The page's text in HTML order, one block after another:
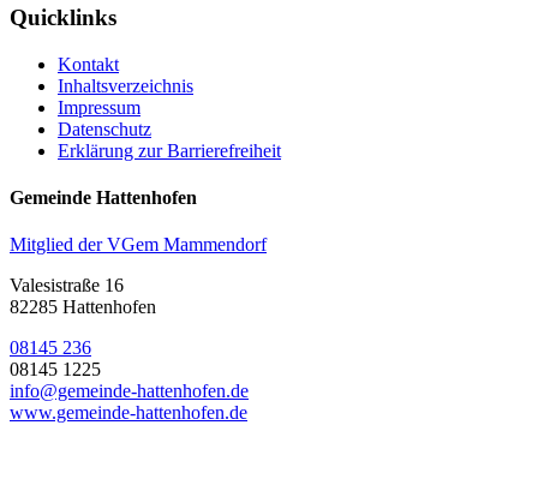
Quicklinks
Kontakt
Inhaltsverzeichnis
Impressum
Datenschutz
Erklärung zur Barrierefreiheit
Gemeinde Hattenhofen
Mitglied der VGem Mammendorf
Valesistraße 16
82285 Hattenhofen
08145 236
08145 1225
info@gemeinde-hattenhofen.de
www.gemeinde-hattenhofen.de